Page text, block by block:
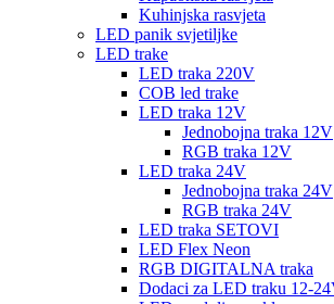
Kuhinjska rasvjeta
LED panik svjetiljke
LED trake
LED traka 220V
COB led trake
LED traka 12V
Jednobojna traka 12V
RGB traka 12V
LED traka 24V
Jednobojna traka 24V
RGB traka 24V
LED traka SETOVI
LED Flex Neon
RGB DIGITALNA traka
Dodaci za LED traku 12-